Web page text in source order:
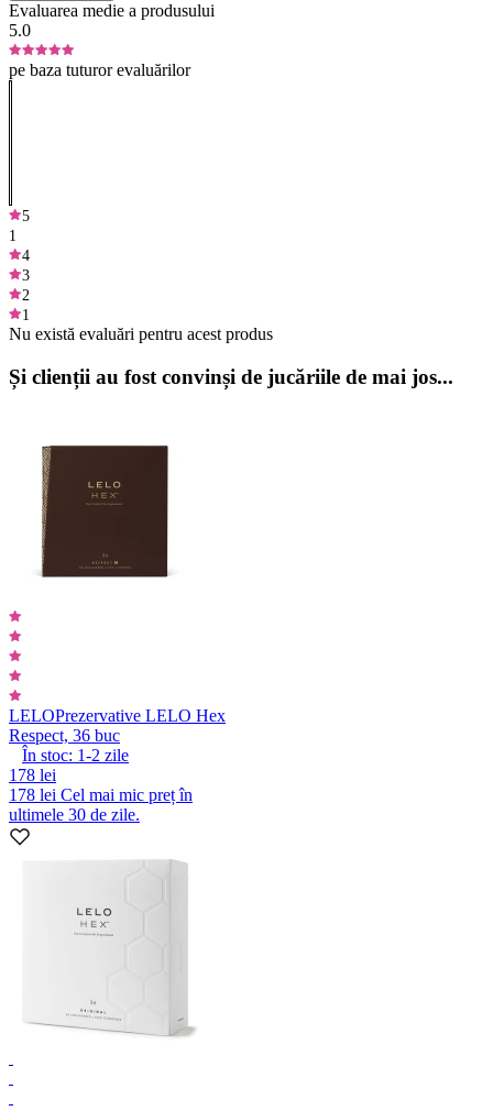
Evaluarea medie a produsului
5.0
pe baza tuturor evaluărilor
5
1
4
3
2
1
Nu există evaluări pentru acest produs
Și clienții au fost convinși de jucăriile de mai jos...
LELOPrezervative LELO Hex
Respect, 36 buc
În stoc: 1-2 zile
178 lei
178 lei Cel mai mic preț în
ultimele 30 de zile.